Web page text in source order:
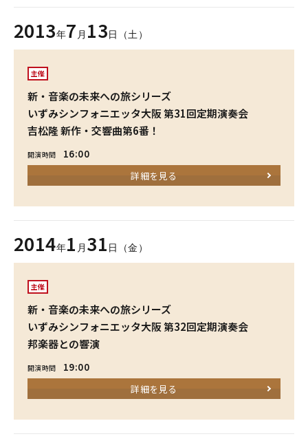
2013年7 月 13日（土）
主催
新・音楽の未来への旅シリーズ
いずみシンフォニエッタ大阪 第31回定期演奏会
吉松隆 新作・交響曲第6番！
開演時間
16:00
詳細を見る
2014年1 月 31 日（金）
主催
新・音楽の未来への旅シリーズ
いずみシンフォニエッタ大阪 第32回定期演奏会
邦楽器との響演
開演時間
19:00
詳細を見る